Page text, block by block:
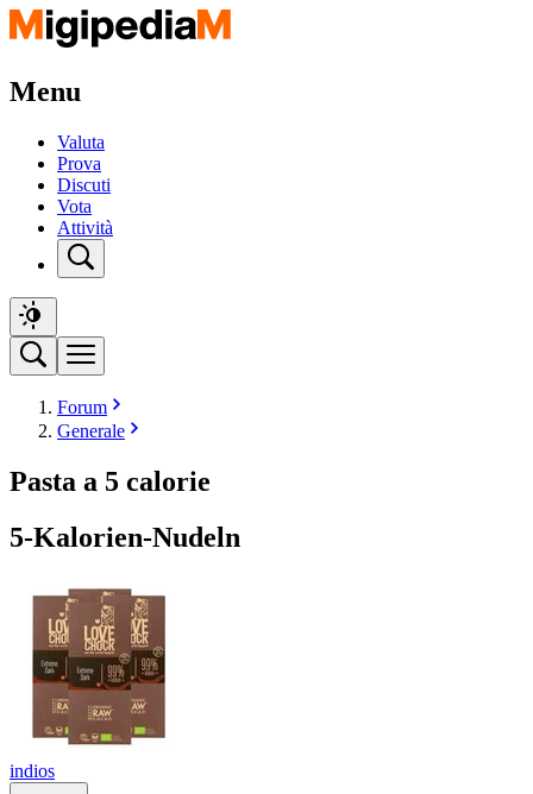
Menu
Valuta
Prova
Discuti
Vota
Attività
Forum
Generale
Pasta a 5 calorie
5-Kalorien-Nudeln
indios